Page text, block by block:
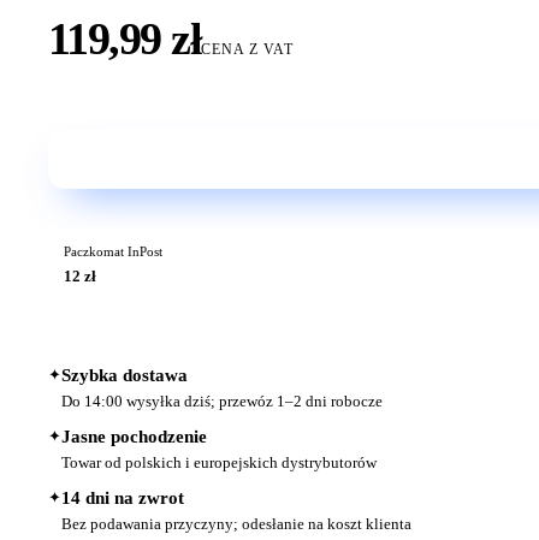
119,99 złCENA Z VAT
Paczkomat InPost
12 zł
✦Szybka dostawa
Do 14:00 wysyłka dziś; przewóz 1–2 dni robocze
✦Jasne pochodzenie
Towar od polskich i europejskich dystrybutorów
✦14 dni na zwrot
Bez podawania przyczyny; odesłanie na koszt klienta